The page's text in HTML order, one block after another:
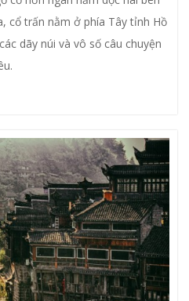
cổ trấn nằm ở phía Tây tỉnh Hồ
dãy núi và vô số câu chuyện